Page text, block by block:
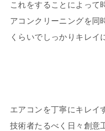
これをすることによって
アコンクリーニングを同
くらいでしっかりキレイ
エアコンを丁寧にキレイ
技術者たるべく日々創意